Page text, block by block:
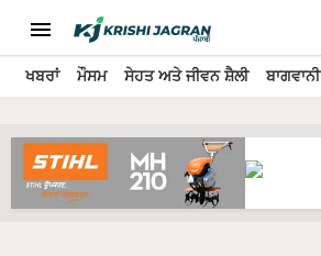
ਖਬਰਾਂ ਮੌਸਮ ਸੇਹਤ ਅਤੇ ਜੀਵਨ ਸ਼ੈਲੀ ਬਾਗਵਾਨੀ